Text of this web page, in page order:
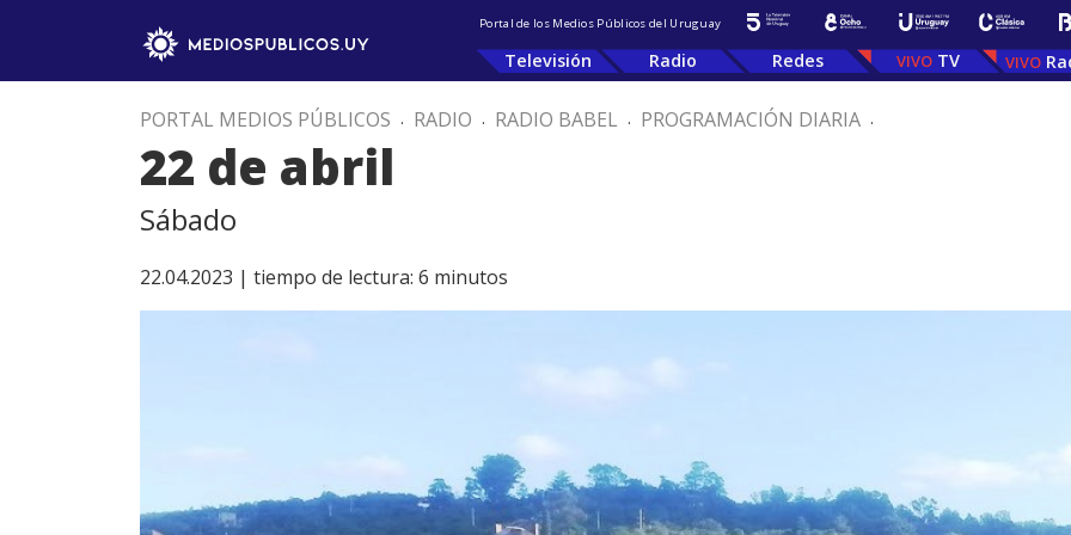
Portal de los Medios Públicos del Uruguay
Televisión Radio Redes TV
PORTAL MEDIOS PÚBLICOS . RADIO . RADIO BABEL . PROGRAMACIÓN DIARIA .
22 de abril
Sábado
22.04.2023 | tiempo de lectura: 6 minutos